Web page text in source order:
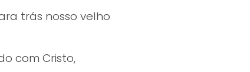
volume.
trás nosso velho
com Cristo,